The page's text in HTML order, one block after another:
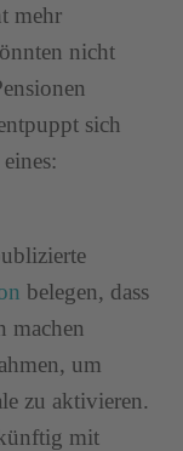
mehr
nicht
sich
belegen, dass
machen
um
zu aktivieren.
mit